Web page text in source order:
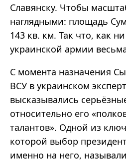
Славянску. Чтобы
наглядными: площадь
143 кв. км. Так что, как
украинской армии
С момента назначения
ВСУ в украинском
высказывались
относительно его «
талантов». Одной из
которой выбор
именно на него,